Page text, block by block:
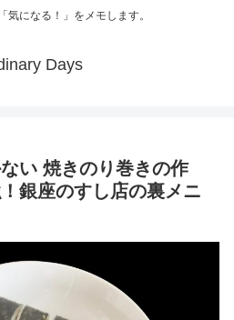
気になる！」をメモします。
Days
ない 焼きのり巻きの作
銀座のすし店の裏メニ